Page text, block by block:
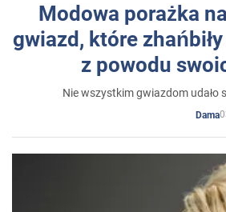
Modowa porażka
gwiazd, które
z powodu
Nie wszystkim gwiazdom
Dama